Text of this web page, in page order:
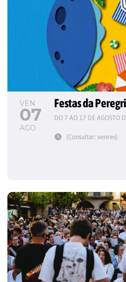
VEN
07
AGO
Festas da
DO 7 AO 17 DE AGOSTO
(Consultar: venres)